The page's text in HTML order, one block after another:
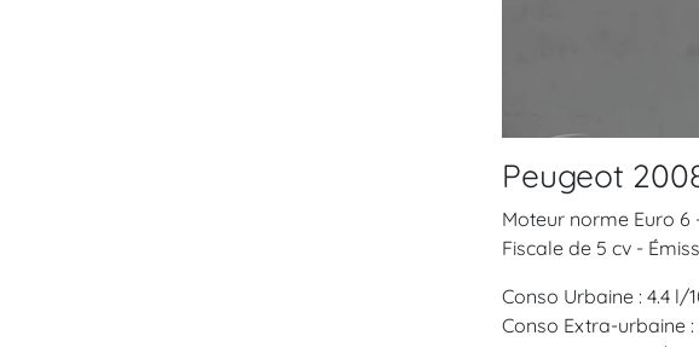
Peugeot
Moteur norme Euro 6
Fiscale de 5 cv -
Conso Urbaine : 4.4 l/
Conso Extra-urbaine